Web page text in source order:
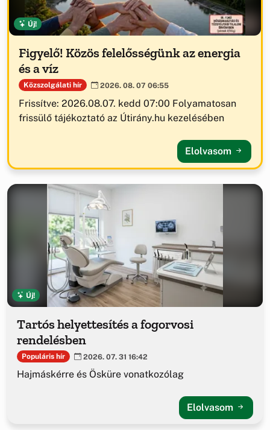
Új!
Figyelő! Közös felelősségünk az energia
és a víz
Közszolgálati hír 2026. 08. 07 06:55
Frissítve: 2026.08.07. kedd 07:00 Folyamatosan
frissülő tájékoztató az Útirány.hu kezelésében
Elolvasom
Új!
Tartós helyettesítés a fogorvosi
rendelésben
Populáris hír 2026. 07. 31 16:42
Hajmáskérre és Ösküre vonatkozólag
Elolvasom